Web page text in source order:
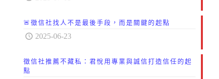
🚨徵信社找人不是最後手段，而是關鍵的起點
2025-06-23
徵信社推薦不藏私：君悅用專業與誠信打造信任的起
點